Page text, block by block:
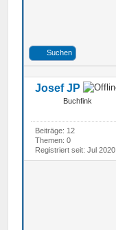
Suchen
Josef JP
Buchfink
Beiträge: 12
Themen: 0
Registriert seit: Jul 2020